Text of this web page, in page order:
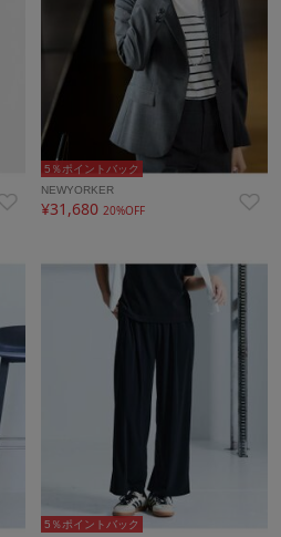
5％ポイントバック
NEWYORKER
¥31,68020%OFF
5％ポイントバック